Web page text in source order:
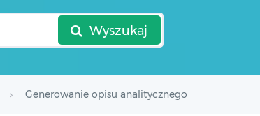
Wyszukaj
Generowanie opisu analitycznego